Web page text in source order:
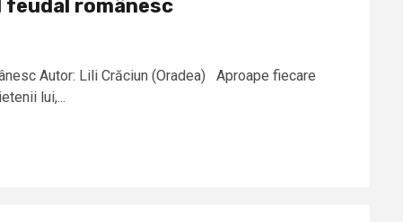
românesc
Autor: Lili Crăciun (Oradea) Aproape fiecare
lui,...